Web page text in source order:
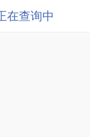
在查询中